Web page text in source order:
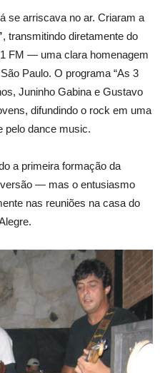
se arriscava no ar. Criaram a
, transmitindo diretamente do
FM — uma clara homenagem
Paulo. O programa “As 3
Juninho Gabina e Gustavo
difundindo o rock em uma
pelo dance music.
a primeira formação da
— mas o entusiasmo
nas reuniões na casa do